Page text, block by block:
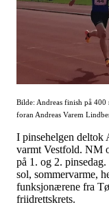
Bilde: Andreas finish på 400
foran Andreas Varem
I pinsehelgen deltok
varmt Vestfold. NM
på 1. og 2.
sol, sommervarme,
funksjonærene fra
friidrettskrets.